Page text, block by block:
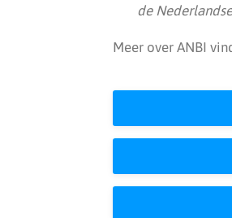
de
Meer over ANBI